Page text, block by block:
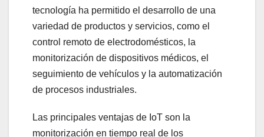
tecnología ha permitido el desarrollo de una
variedad de productos y servicios, como el
control remoto de electrodomésticos, la
monitorización de dispositivos médicos, el
seguimiento de vehículos y la automatización
de procesos industriales.
Las principales ventajas de IoT son la
monitorización en tiempo real de los